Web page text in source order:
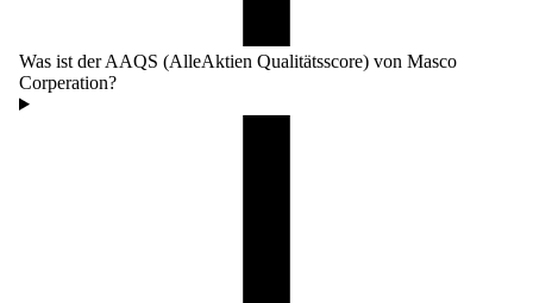
Was ist der AAQS (AlleAktien Qualitätsscore) von Masco
Corperation?